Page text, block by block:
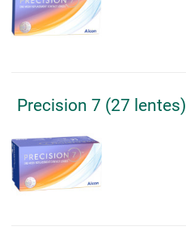
Precision 7 (27 lentes)